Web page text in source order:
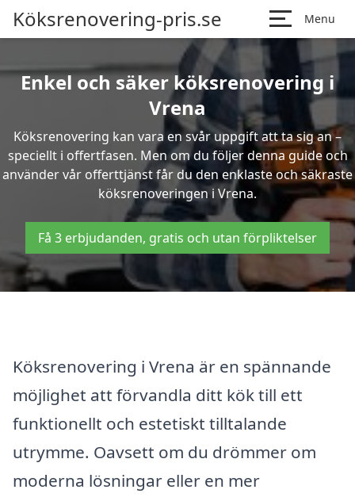
Köksrenovering-pris.se Menu
Enkel och säker köksrenovering i
Vrena
Köksrenovering kan vara en svår uppgift att ta sig an –
speciellt i offertfasen. Men om du följer denna guide och
använder vår offerttjänst får du den enklaste och säkraste
köksrenoveringen i Vrena.
Få 3 erbjudanden, gratis och utan förpliktelser
Köksrenovering i Vrena är en spännande
möjlighet att förvandla ditt kök till ett
funktionellt och estetiskt tilltalande
utrymme. Oavsett om du drömmer om
moderna lösningar eller en mer